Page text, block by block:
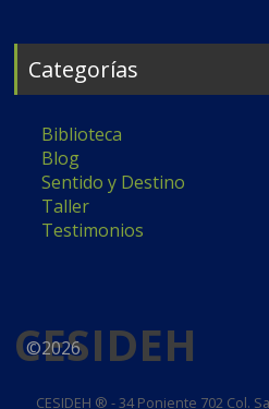
Categorías
Biblioteca
Blog
Sentido y Destino
Taller
Testimonios
CESIDEH
©2026
CESIDEH ® - 34 Poniente 702 Col.